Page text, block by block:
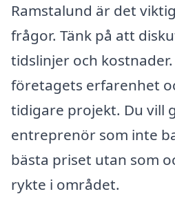
Ramstalund är det
frågor. Tänk på att
tidslinjer och
företagets erfarenhet
tidigare projekt. Du vill
entreprenör som inte
bästa priset utan som
rykte i området.